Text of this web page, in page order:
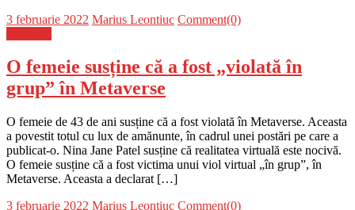
Posted
3 februarie 2022 Author
Marius Leontiuc Comment(0)
O femeie susține că a fost „violată în
grup” în Metaverse
O femeie de 43 de ani susține că a fost violată în Metaverse. Aceasta
a povestit totul cu lux de amănunte, în cadrul unei postări pe care a
publicat-o. Nina Jane Patel susține că realitatea virtuală este nocivă.
O femeie susține că a fost victima unui viol virtual „în grup”, în
Metaverse. Aceasta a declarat […]
Posted
3 februarie 2022 Author
Marius Leontiuc Comment(0)